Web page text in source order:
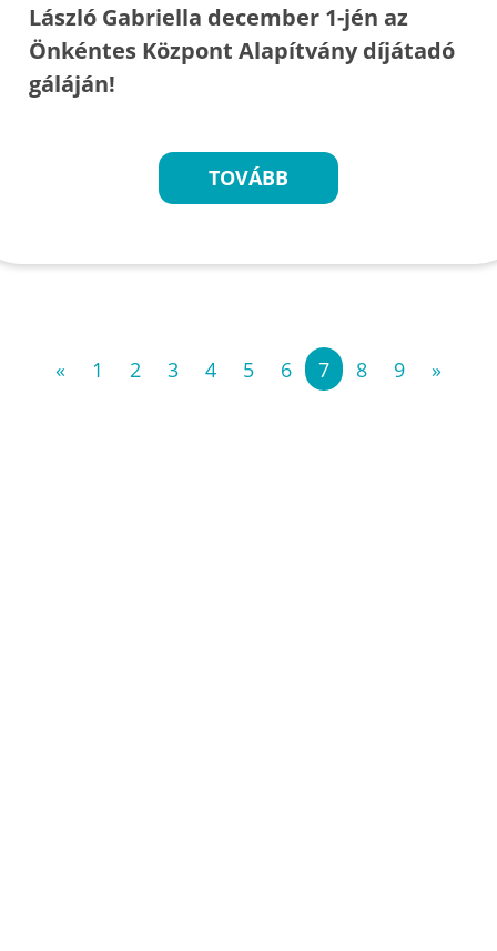
László Gabriella december 1-jén az
Önkéntes Központ Alapítvány díjátadó
gáláján!
TOVÁBB
« 1 2 3 4 5 6 7 8 9 »